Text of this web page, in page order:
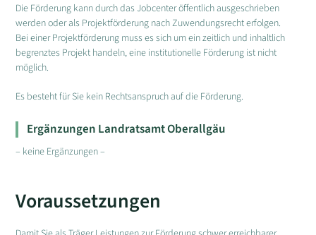
Die Förderung kann durch das Jobcenter öffentlich ausgeschrieben
werden oder als Projektförderung nach Zuwendungsrecht erfolgen.
Bei einer Projektförderung muss es sich um ein zeitlich und inhaltlich
begrenztes Projekt handeln, eine institutionelle Förderung ist nicht
möglich.
Es besteht für Sie kein Rechtsanspruch auf die Förderung.
Ergänzungen Landratsamt Oberallgäu
– keine Ergänzungen –
Voraussetzungen